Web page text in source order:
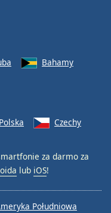
Bahamy
Polska Czechy
za darmo za
lub iOS!
Południowa